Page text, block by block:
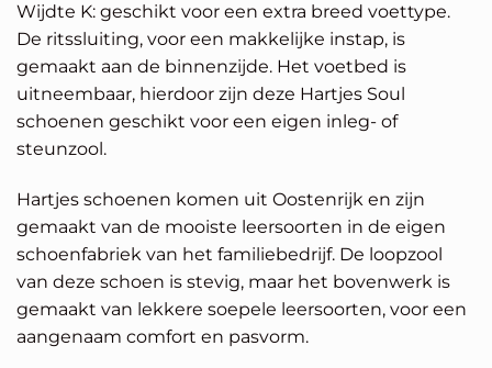
Wijdte K: geschikt voor een extra breed voettype.
De ritssluiting, voor een makkelijke instap, is
gemaakt aan de binnenzijde. Het voetbed is
uitneembaar, hierdoor zijn deze Hartjes Soul
schoenen geschikt voor een eigen inleg- of
steunzool.
Hartjes schoenen komen uit Oostenrijk en zijn
gemaakt van de mooiste leersoorten in de eigen
schoenfabriek van het familiebedrijf. De loopzool
van deze schoen is stevig, maar het bovenwerk is
gemaakt van lekkere soepele leersoorten, voor een
aangenaam comfort en pasvorm.